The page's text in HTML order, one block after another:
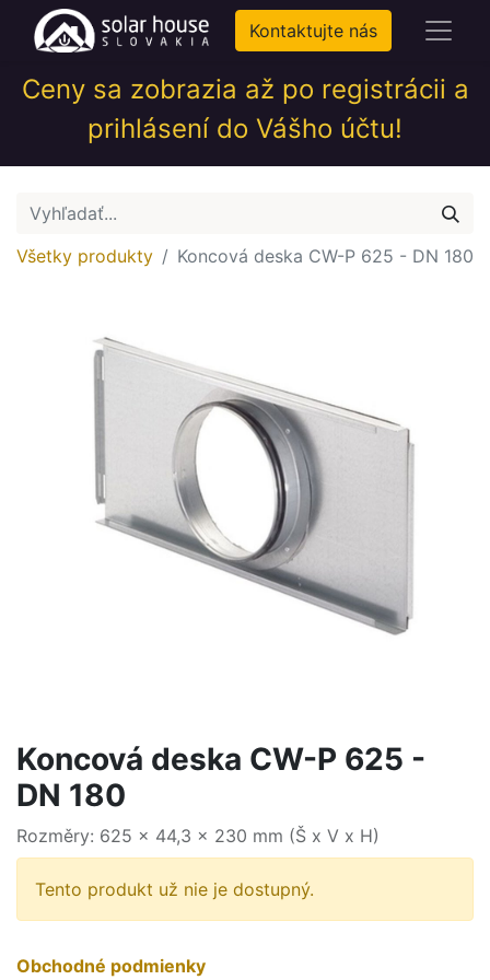
Kontaktujte nás
Ceny sa zobrazia až po registrácii a
prihlásení do Vášho účtu!
Všetky produkty Koncová deska CW-P 625 - DN 180
Koncová deska CW-P 625 -
DN 180
Rozměry: 625 x 44,3 x 230 mm (Š x V x H)
Tento produkt už nie je dostupný.
Obchodné podmienky